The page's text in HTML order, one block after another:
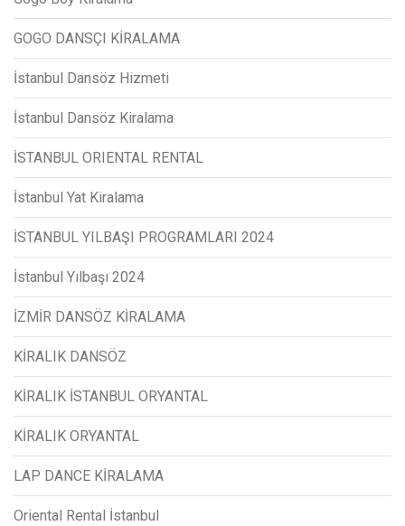
GOGO DANSÇI KİRALAMA
İstanbul Dansöz Hizmeti
İstanbul Dansöz Kiralama
İSTANBUL ORIENTAL RENTAL
İstanbul Yat Kiralama
İSTANBUL YILBAŞI PROGRAMLARI 2024
İstanbul Yılbaşı 2024
İZMİR DANSÖZ KİRALAMA
KİRALIK DANSÖZ
KİRALIK İSTANBUL ORYANTAL
KİRALIK ORYANTAL
LAP DANCE KİRALAMA
Oriental Rental İstanbul